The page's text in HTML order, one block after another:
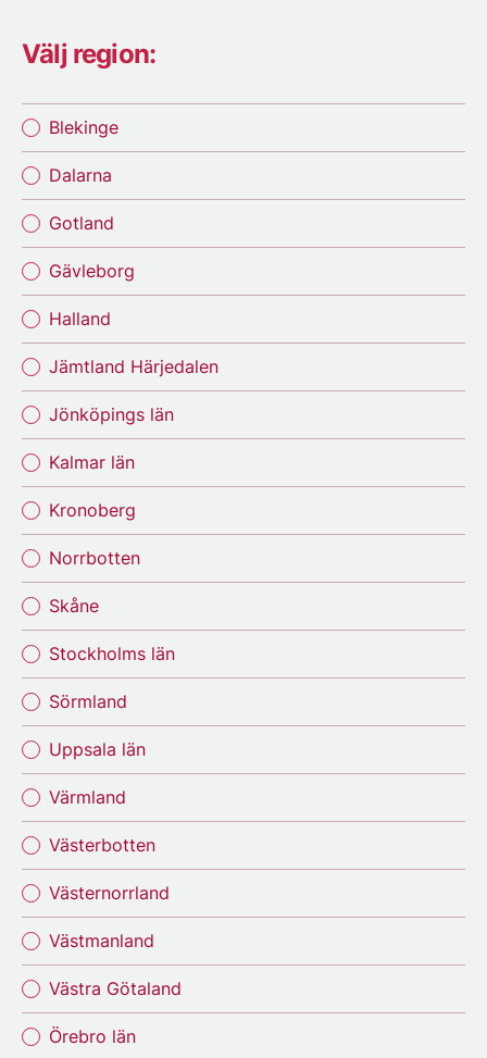
Välj region:
Blekinge
Dalarna
Gotland
Gävleborg
Halland
Jämtland Härjedalen
Jönköpings län
Kalmar län
Kronoberg
Norrbotten
Skåne
Stockholms län
Sörmland
Uppsala län
Värmland
Västerbotten
Västernorrland
Västmanland
Västra Götaland
Örebro län